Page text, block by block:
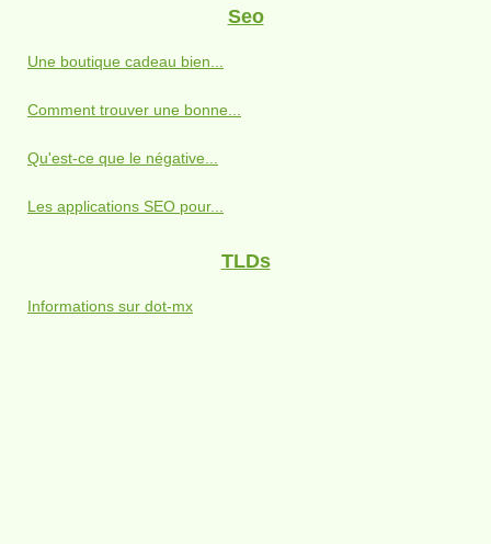
Seo
Une boutique cadeau bien...
Comment trouver une bonne...
Qu'est-ce que le négative...
Les applications SEO pour...
TLDs
Informations sur dot-mx